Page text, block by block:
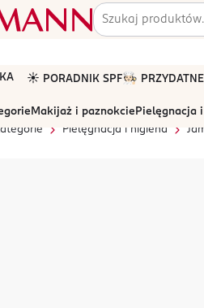
☀️ PORADNIK SPF🧑🏻‍🍳
Makijaż i paznokcie Pielęgnacja
Pielęgnacja i higiena